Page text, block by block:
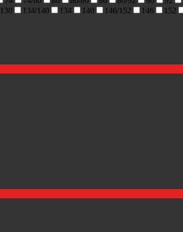
130 134/140 134 140 146/152 146 152